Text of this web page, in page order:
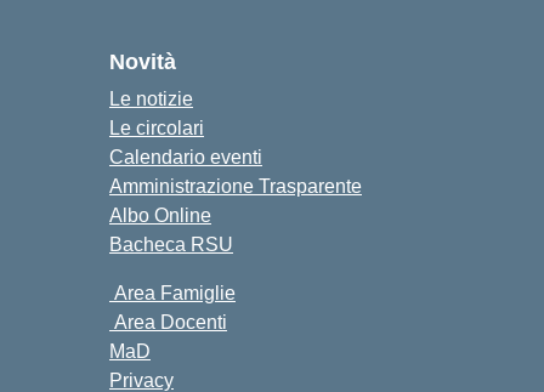
Novità
Le notizie
Le circolari
Calendario eventi
Amministrazione Trasparente
Albo Online
Bacheca RSU
Area Famiglie
Area Docenti
MaD
Privacy